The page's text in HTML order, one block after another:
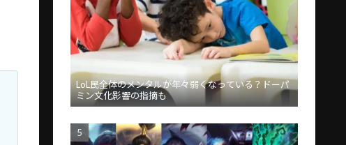
LoL民全体のメンタルが年々弱くなっている？ドーパ
ミン文化影響の指摘も